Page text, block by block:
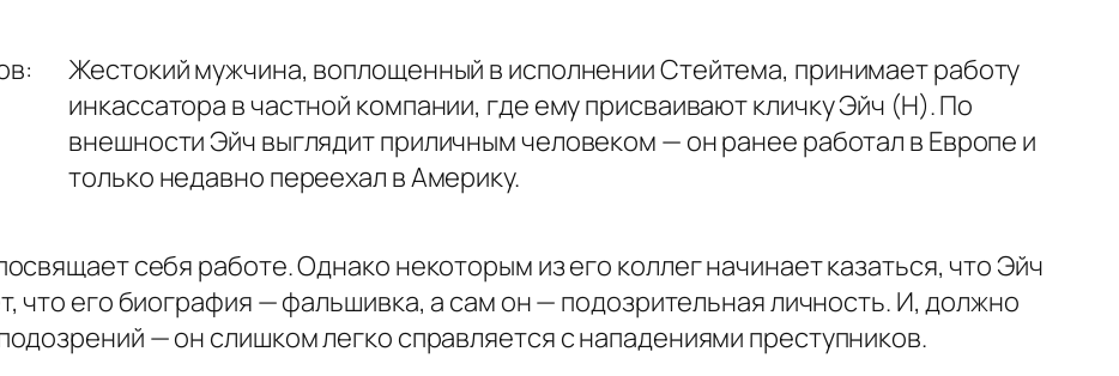
Жестокий мужчина, воплощенный в исполнении Стейтема, принимает работу
инкассатора в частной компании, где ему присваивают кличку Эйч (H). По
внешности Эйч выглядит приличным человеком — он ранее работал в Европе и
только недавно переехал в Америку.
себя работе. Однако некоторым из его коллег начинает казаться, что Эйч
что его биография — фальшивка, а сам он — подозрительная личность. И, должно
— он слишком легко справляется с нападениями преступников.